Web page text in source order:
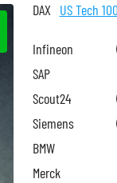
DAX US Tech 100
Infineon
SAP
Scout24
Siemens
BMW
Merck